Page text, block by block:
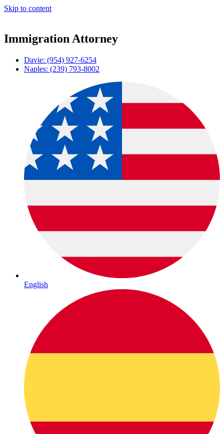
Skip to content
Immigration Attorney
Davie: (954) 927-6254
Naples: (239) 793-8002
English